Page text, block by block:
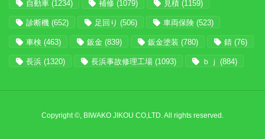
自動車 (1234) 補修 (1079) 見積 (1159)
診断機 (652) 足回り (506) 車両保険 (523)
車検 (463) 鈑金 (839) 鈑金塗装 (780) 錆 (76)
長浜 (1320) 長浜事故修理工場 (1093) ｂｊ (884)
Copyright ©, BIWAKO JIKOU CO,LTD. All rights reserved.